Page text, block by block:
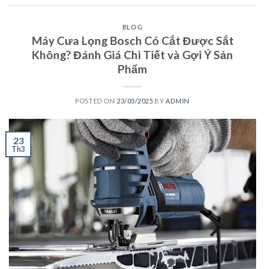
BLOG
Máy Cưa Lọng Bosch Có Cắt Được Sắt
Không? Đánh Giá Chi Tiết và Gợi Ý Sản
Phẩm
POSTED ON 23/03/2025 BY ADMIN
23
Th3